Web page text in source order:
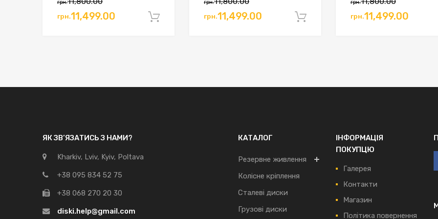
грн.
Оригінальна
грн.11,499.00 Поточна
Додати в кошик
грн.
Оригінальна
грн.11,499.00 Поточна
Додати в кошик
грн.
Оригінальна
грн.11,499.00
ЯК ЗВ’ЯЗАТИСЬ З НАМИ?
Kharkiv, Lviv, Kyiv, Poltava
+38 095 834 52 75
+38 068 270 20 30
diski.help@gmail.com
КАТАЛОГ
Резервне живлення
Колісне кріплення
Сталеві диски
Грузові диски
ІНФОРМАЦІЯ
ПОКУПЦЮ
Галерея
Контакти
Магазин
Політика повернення